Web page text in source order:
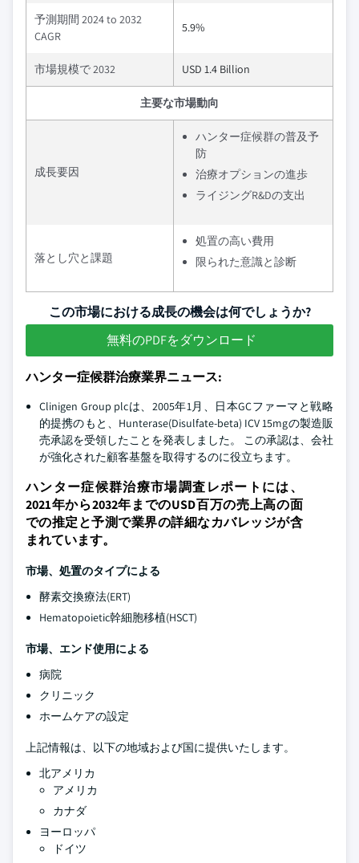
予測期間 2024 to 2032
CAGR
5.9%
市場規模で 2032 USD 1.4 Billion
主要な市場動向
成長要因
ハンター症候群の普及予
防
治療オプションの進歩
ライジングR&Dの支出
落とし穴と課題
処置の高い費用
限られた意識と診断
この市場における成長の機会は何でしょうか?
無料のPDFをダウンロード
ハンター症候群治療業界ニュース:
Clinigen Group plcは、2005年1月、日本GCファーマと戦略
的提携のもと、Hunterase(Disulfate-beta) ICV 15mgの製造販
売承認を受領したことを発表しました。 この承認は、会社
が強化された顧客基盤を取得するのに役立ちます。
ハンター症候群治療市場調査レポートには、
2021年から2032年までのUSD百万の売上高の面
での推定と予測で業界の詳細なカバレッジが含
まれています。
市場、処置のタイプによる
酵素交換療法(ERT)
Hematopoietic幹細胞移植(HSCT)
市場、エンド使用による
病院
クリニック
ホームケアの設定
上記情報は、以下の地域および国に提供いたします。
北アメリカ
アメリカ
カナダ
ヨーロッパ
ドイツ